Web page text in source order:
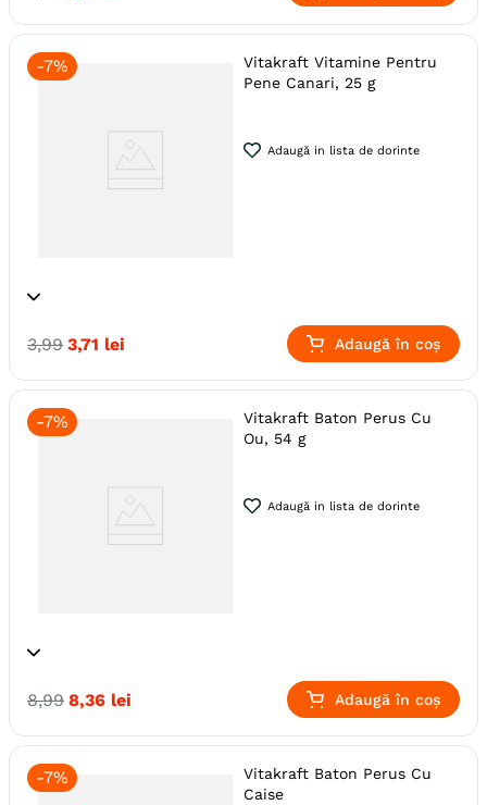
Vitakraft
-7%
Vitakraft Vitamine Pentru
Pene Canari, 25 g
Adaugă in lista de dorinte
Specie
Pasari
Vitakraft
3,99 3,71 lei Adaugă în coș
-7%
Vitakraft Baton Perus Cu
Ou, 54 g
Adaugă in lista de dorinte
Specie
Perusi
Vitakraft
8,99 8,36 lei Adaugă în coș
-7%
Vitakraft Baton Perus Cu
Caise